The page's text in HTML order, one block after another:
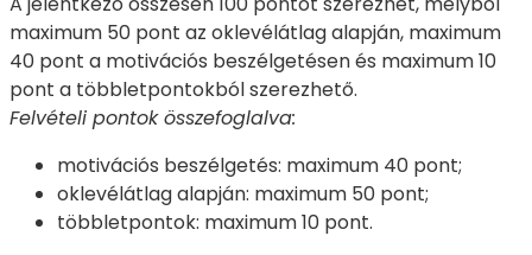
maximum 50 pont az oklevélátlag alapján, maximum
40 pont a motivációs beszélgetésen és maximum 10
pont a többletpontokból szerezhető.
Felvételi pontok összefoglalva:
motivációs beszélgetés: maximum 40 pont;
oklevélátlag alapján: maximum 50 pont;
többletpontok: maximum 10 pont.